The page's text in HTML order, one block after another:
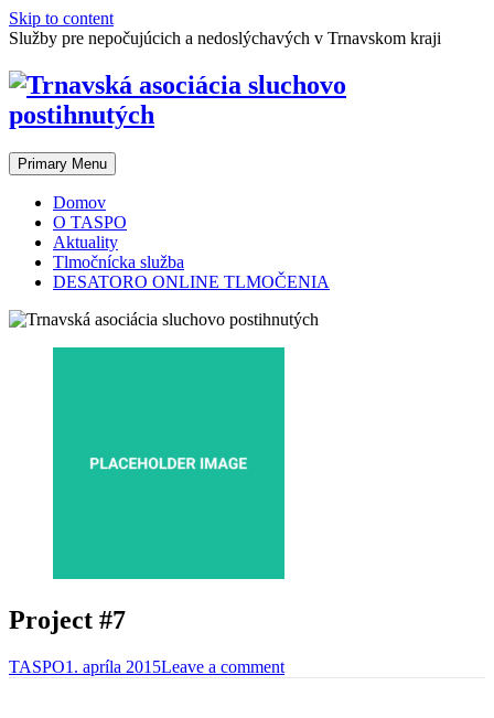
Skip to content
Služby pre nepočujúcich a nedoslýchavých v Trnavskom kraji
Primary Menu
Domov
O TASPO
Aktuality
Tlmočnícka služba
DESATORO ONLINE TLMOČENIA
Project #7
TASPO1. apríla 2015Leave a comment